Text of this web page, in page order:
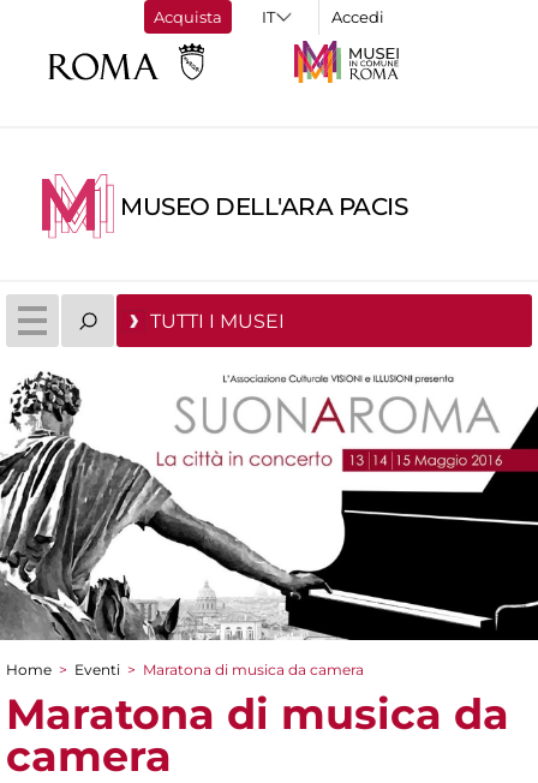
Acquista Accedi
MUSEO DELL'ARA PACIS
TUTTI I MUSEI
Tu sei qui
Home > Eventi > Maratona di musica da camera
Maratona di musica da
camera